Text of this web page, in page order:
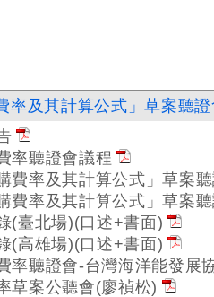
率及其計算公式」草案聽證
率聽證會議程
費率及其計算公式」草案
費率及其計算公式」草案
(臺北場)(口述+書面)
(高雄場)(口述+書面)
率聽證會-台灣海洋能發展
草案公聽會(廖禎松)